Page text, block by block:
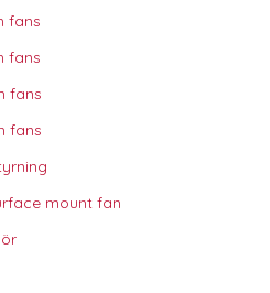
fans
fans
fans
fans
mount fan